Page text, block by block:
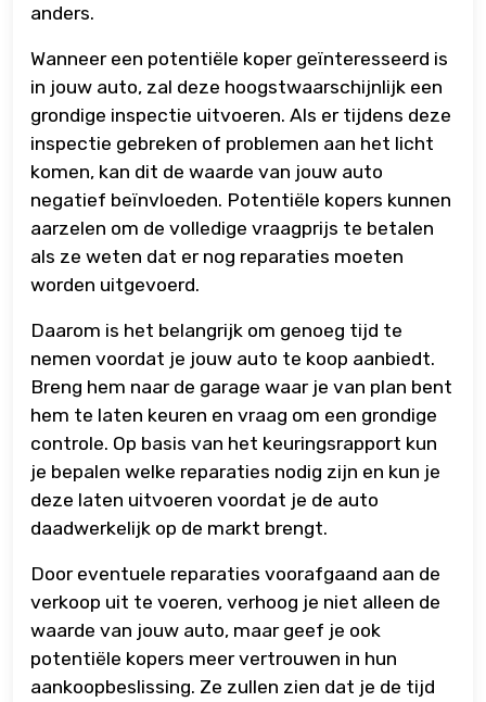
anders.
Wanneer een potentiële koper geïnteresseerd is
in jouw auto, zal deze hoogstwaarschijnlijk een
grondige inspectie uitvoeren. Als er tijdens deze
inspectie gebreken of problemen aan het licht
komen, kan dit de waarde van jouw auto
negatief beïnvloeden. Potentiële kopers kunnen
aarzelen om de volledige vraagprijs te betalen
als ze weten dat er nog reparaties moeten
worden uitgevoerd.
Daarom is het belangrijk om genoeg tijd te
nemen voordat je jouw auto te koop aanbiedt.
Breng hem naar de garage waar je van plan bent
hem te laten keuren en vraag om een grondige
controle. Op basis van het keuringsrapport kun
je bepalen welke reparaties nodig zijn en kun je
deze laten uitvoeren voordat je de auto
daadwerkelijk op de markt brengt.
Door eventuele reparaties voorafgaand aan de
verkoop uit te voeren, verhoog je niet alleen de
waarde van jouw auto, maar geef je ook
potentiële kopers meer vertrouwen in hun
aankoopbeslissing. Ze zullen zien dat je de tijd